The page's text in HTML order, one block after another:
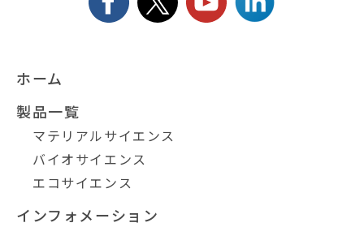
ホーム
製品一覧
マテリアルサイエンス
バイオサイエンス
エコサイエンス
インフォメーション